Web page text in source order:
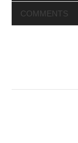
COMMENTS